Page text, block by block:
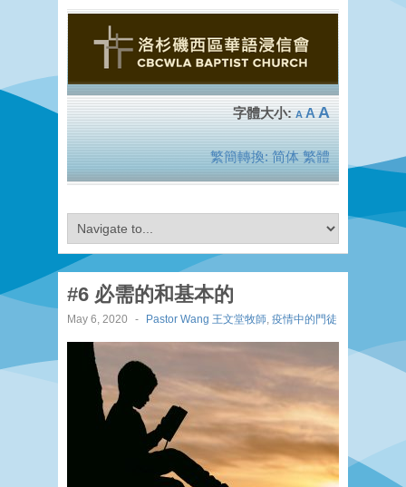
A A A
繁簡轉換: 简体 繁體
#6 必需的和基本的
May 6, 2020 - Pastor Wang 王文堂牧師 疫情中的門徒